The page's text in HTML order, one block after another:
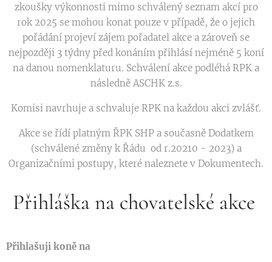
zkoušky výkonnosti mimo schválený seznam akcí pro
rok 2025 se mohou konat pouze v případě, že o jejich
pořádání projeví zájem pořadatel akce a zároveň se
nejpozději 3 týdny před konáním přihlásí nejméně 5 koní
na danou nomenklaturu. Schválení akce podléhá RPK a
následně ASCHK z.s.
Komisi navrhuje a schvaluje RPK na každou akci zvlášť.
Akce se řídí platným ŘPK SHP a současně Dodatkem
(schválené změny k Řádu od r.20210 - 2023) a
Organizačními postupy, které naleznete v Dokumentech.
Přihláška na chovatelské akce
Přihlašuji koně na